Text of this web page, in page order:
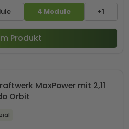
4 Module +1
Produkt
MaxPower mit 2,11
Orbit